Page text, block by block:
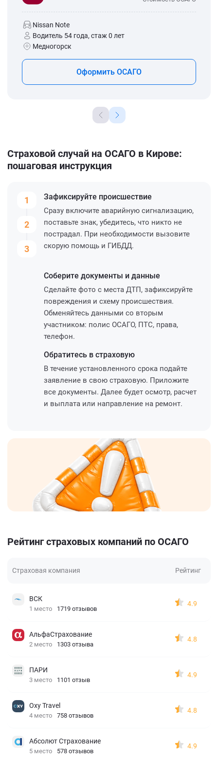
Nissan Note
Водитель 54 года, стаж 0 лет
Медногорск
Оформить ОСАГО
Страховой случай на ОСАГО в Кирове:
пошаговая инструкция
1
2
3
Зафиксируйте происшествие
Сразу включите аварийную сигнализацию,
поставьте знак, убедитесь, что никто не
пострадал. При необходимости вызовите
скорую помощь и ГИБДД.
Соберите документы и данные
Сделайте фото с места ДТП, зафиксируйте
повреждения и схему происшествия.
Обменяйтесь данными со вторым
участником: полис ОСАГО, ПТС, права,
телефон.
Обратитесь в страховую
В течение установленного срока подайте
заявление в свою страховую. Приложите
все документы. Далее будет осмотр, расчет
и выплата или направление на ремонт.
Рейтинг страховых компаний по ОСАГО
Страховая компания Рейтинг
ВСК
1 место 1719 отзывов
4.9
АльфаСтрахование
2 место 1303 отзыва
4.8
ПАРИ
3 место 1101 отзыв
4.9
Oxy Travel
4 место 758 отзывов
4.8
Абсолют Страхование
5 место 578 отзывов
4.9